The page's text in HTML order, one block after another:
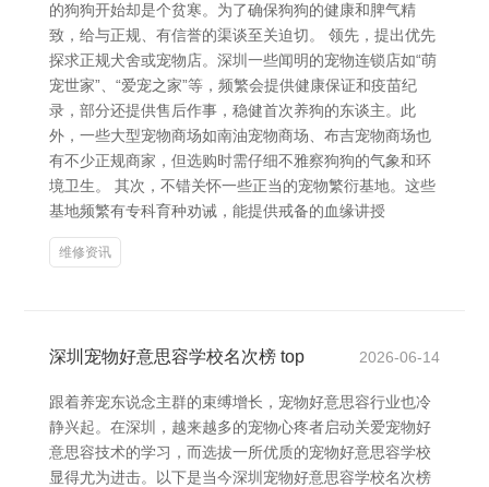
的狗狗开始却是个贫寒。为了确保狗狗的健康和脾气精
致，给与正规、有信誉的渠谈至关迫切。 领先，提出优先
探求正规犬舍或宠物店。深圳一些闻明的宠物连锁店如“萌
宠世家”、“爱宠之家”等，频繁会提供健康保证和疫苗纪
录，部分还提供售后作事，稳健首次养狗的东谈主。此
外，一些大型宠物商场如南油宠物商场、布吉宠物商场也
有不少正规商家，但选购时需仔细不雅察狗狗的气象和环
境卫生。 其次，不错关怀一些正当的宠物繁衍基地。这些
基地频繁有专科育种劝诫，能提供戒备的血缘讲授
维修资讯
深圳宠物好意思容学校名次榜 top 2026-06-14
跟着养宠东说念主群的束缚增长，宠物好意思容行业也冷
静兴起。在深圳，越来越多的宠物心疼者启动关爱宠物好
意思容技术的学习，而选拔一所优质的宠物好意思容学校
显得尤为进击。以下是当今深圳宠物好意思容学校名次榜